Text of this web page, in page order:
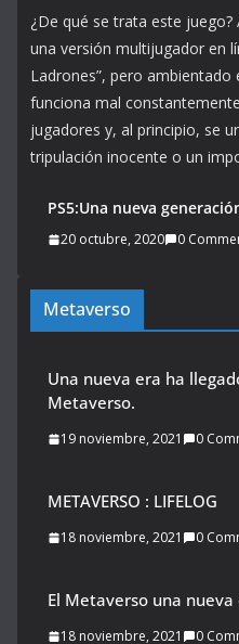
¿De qué se trata este
una versión multijugador en
Ladrones”, pero ambientado
funciona mal
jugadores y, al principio, se
tripulación inocente o un
PS5:Una nueva
20 octubre, 2020 0
Metaverso
Una nueva era ha
Metaverso.
19 noviembre, 2021 0
METAVERSO : LIFELOG
18 noviembre, 2021 0
El Metaverso una
18 noviembre, 2021 0